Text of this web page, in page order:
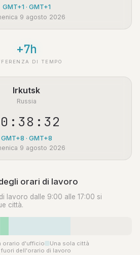
GMT+1 · GMT+1
9 agosto 2026
+7h
DI TEMPO
Irkutsk
Russia
GMT+8 · GMT+8
9 agosto 2026
orari di lavoro
lavoro dalle 9:00 alle 17:00 si
città.
orario d'ufficio
Una sola città
fuori dell'orario di lavoro